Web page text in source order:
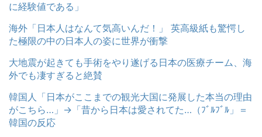
に経験値である」
海外「日本人はなんて気高いんだ！」 英高級紙も驚愕し
た極限の中の日本人の姿に世界が衝撃
大地震が起きても手術をやり遂げる日本の医療チーム、海
外でも凄すぎると絶賛
韓国人「日本がここまでの観光大国に発展した本当の理由
がこちら…」→「昔から日本は愛されてた…（ﾌﾞﾙﾌﾞﾙ」＝
韓国の反応